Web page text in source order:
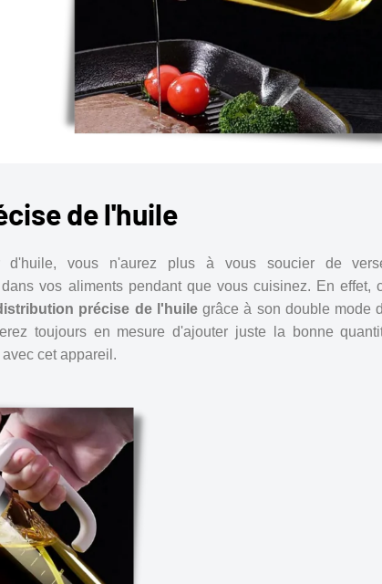
de l'huile
d'huile, vous n'aurez plus à vous soucier de
vos aliments pendant que vous cuisinez. En effet,
précise de l'huilegrâce à son double mode
toujours en mesure d'ajouter juste la bonne
cet appareil.